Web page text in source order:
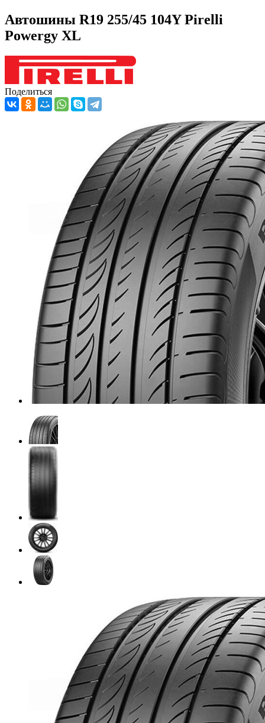
Автошины R19 255/45 104Y Pirelli
Powergy XL
Поделиться